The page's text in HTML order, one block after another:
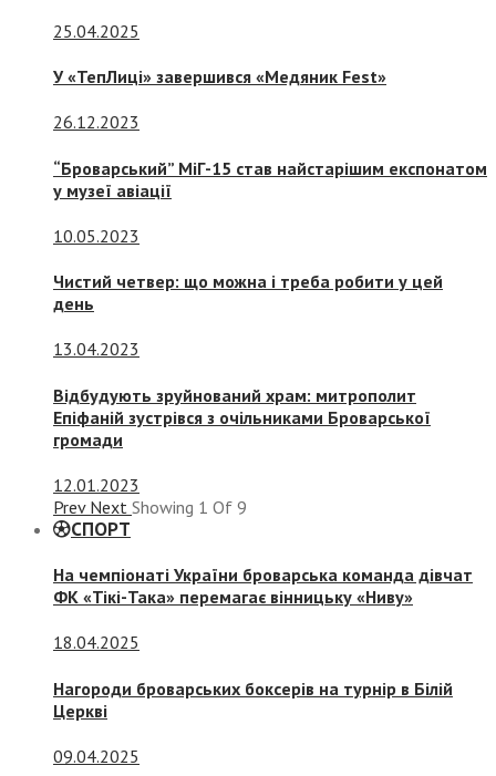
25.04.2025
У «ТепЛиці» завершився «Медяник Fest»
26.12.2023
“Броварський” МіГ-15 став найстарішим експонатом
у музеї авіації
10.05.2023
Чистий четвер: що можна і треба робити у цей
день
13.04.2023
Відбудують зруйнований храм: митрополит
Епіфаній зустрівся з очільниками Броварської
громади
12.01.2023
Prev Next Showing 1 Of 9
СПОРТ
На чемпіонаті України броварська команда дівчат
ФК «Тікі-Така» перемагає вінницьку «Ниву»
18.04.2025
Нагороди броварських боксерів на турнір в Білій
Церкві
09.04.2025